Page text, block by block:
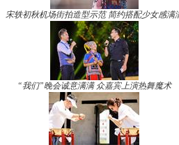
宋轶初秋机场街拍造型示范 简约搭配少女感满
“我们”晚会诚意满满 众嘉宾上演热舞魔术